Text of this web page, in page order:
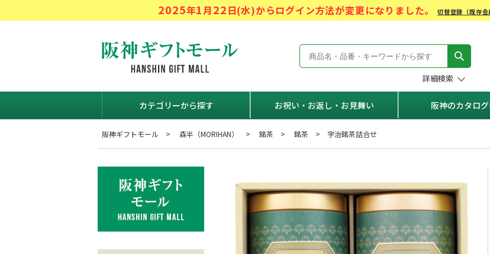
2025年1月22日(水)からログイン方法が変更になりました。切替登録（既存
阪神ギフトモール Hanshin Gift Mall
詳細検索
カテゴリーから探す お祝い・お返し・お見舞い 阪神のカタロ
阪神ギフトモール 森半（MORIHAN） 銘茶 銘茶 宇治銘茶詰合せ